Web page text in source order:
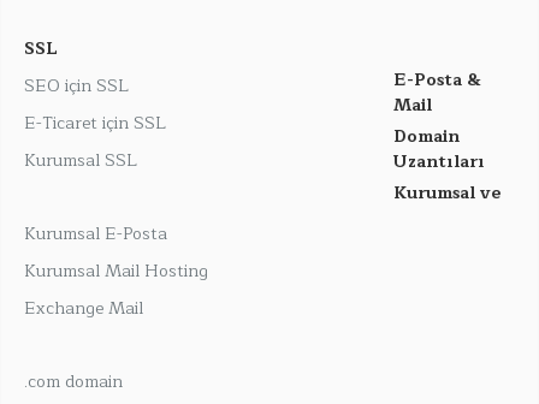
SSL
SEO için SSL
E-Ticaret için SSL
Kurumsal SSL
E-Posta &
Mail
Kurumsal E-Posta
Kurumsal Mail Hosting
Exchange Mail
Domain
Uzantıları
.com domain
Kurumsal ve